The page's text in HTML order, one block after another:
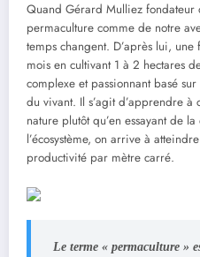
Quand Gérard Mulliez fondateur
permaculture comme de notre
temps changent. D’après lui,
mois en cultivant 1 à 2 hectares
complexe et passionnant basé
du vivant. Il s’agit d’apprendre
nature plutôt qu’en essayant de
l’écosystème, on arrive à
productivité par mètre carré.
Le terme « permaculture »